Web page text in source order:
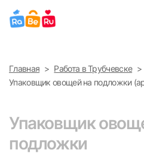
Найти работу
Выберите город
Санкт-Петербург
Главная
Работа в Трубчевске
Упаковщик овощей на подложки
Упаковщик
подложки